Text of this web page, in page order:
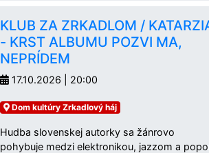
KLUB ZA ZRKADLOM /
- KRST ALBUMU POZVI MA,
NEPRÍDEM
17.10.2026 | 20:00
Dom kultúry Zrkadlový háj
Hudba slovenskej autorky sa žánrovo
pohybuje medzi elektronikou, jazzom a